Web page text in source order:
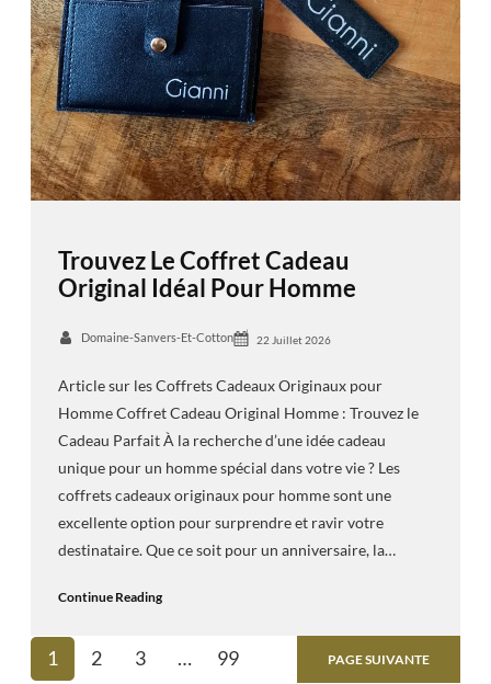
Trouvez Le Coffret Cadeau
Original Idéal Pour Homme
Domaine-Sanvers-Et-Cotton 22 Juillet 2026
Article sur les Coffrets Cadeaux Originaux pour
Homme Coffret Cadeau Original Homme : Trouvez le
Cadeau Parfait À la recherche d’une idée cadeau
unique pour un homme spécial dans votre vie ? Les
coffrets cadeaux originaux pour homme sont une
excellente option pour surprendre et ravir votre
destinataire. Que ce soit pour un anniversaire, la…
Continue Reading
1 2 3 … 99 PAGE SUIVANTE